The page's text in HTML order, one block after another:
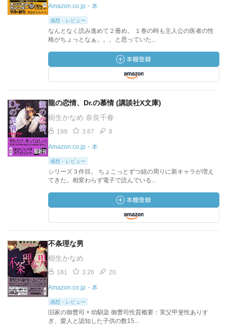
Amazon.co.jp・本
感想・レビュー
なんとなく読み進めて２冊め。 １巻の時も主人公の医者の性
格がちょっとなぁ。。。と思っていた...
龍の恋情、Dr.の慕情 (講談社X文庫)
樹生かなめ 奈良千春
199 3.67 8
Amazon.co.jp・本
感想・レビュー
シリーズ３作目。 ちょこっとずつ組の周りに新キャラが増え
てきた。相変わらず電子で読んでいる...
不条理な男
樹生かなめ
181 3.26 20
Amazon.co.jp・本
感想・レビュー
旧家の御曹司 × 幼馴染 御曹司性質概要：実父甲斐性ありす
ぎ、愛人と認知した子供の数15...